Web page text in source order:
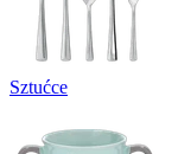
Sztućce